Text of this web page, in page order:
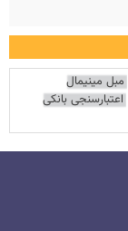
مبل مینیمال
اعتبارسنجی بانکی